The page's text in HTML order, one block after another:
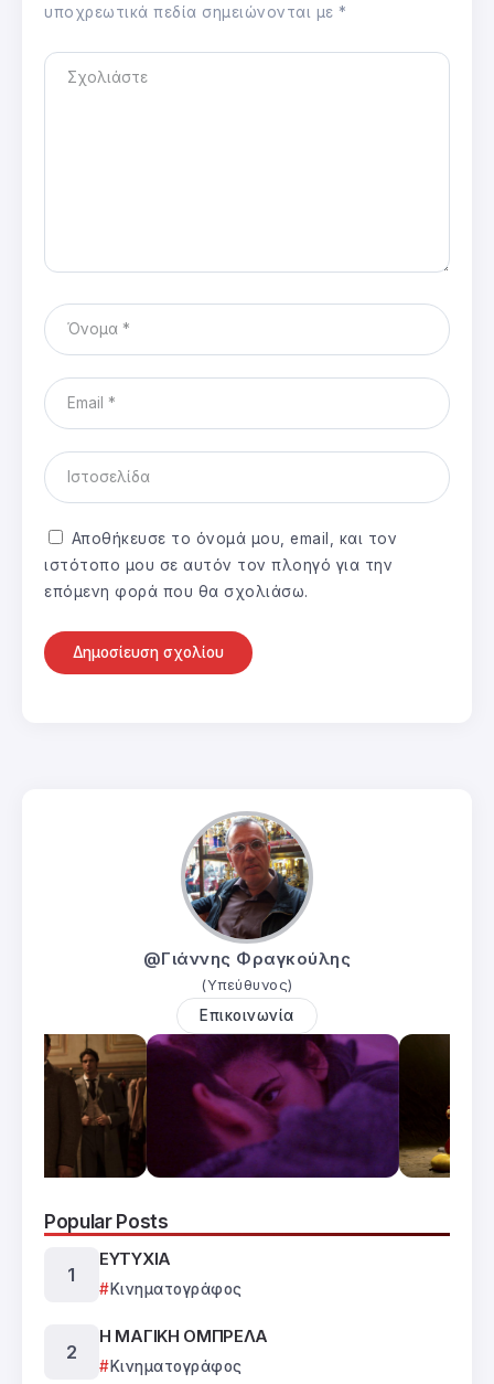
υποχρεωτικά πεδία σημειώνονται με *
Αποθήκευσε το όνομά μου, email, και τον
ιστότοπο μου σε αυτόν τον πλοηγό για την
επόμενη φορά που θα σχολιάσω.
@Γιάννης Φραγκούλης
(Υπεύθυνος)
Επικοινωνία
Popular Posts
ΕΥΤΥΧΙΑ
Κινηματογράφος
Η ΜΑΓΙΚΗ ΟΜΠΡΕΛΑ
Κινηματογράφος